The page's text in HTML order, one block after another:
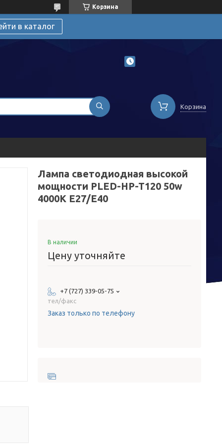
Корзина
в каталог
Корзина
Лампа светодиодная высокой
мощности PLED-HP-T120 50w
4000K E27/E40
В наличии
Цену уточняйте
+7 (727) 339-05-75
тел/факс
Заказ только по телефону